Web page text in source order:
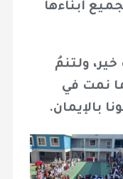
أبناءها
ولتنمُ
نمت في
بالإيمان.